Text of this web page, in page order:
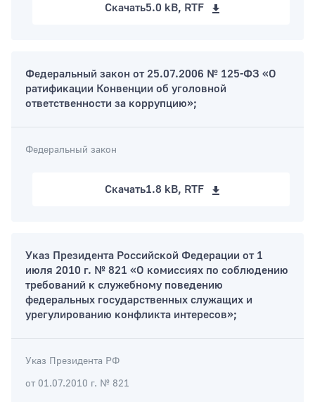
Скачать5.0 kB, RTF
Федеральный закон от 25.07.2006 № 125-ФЗ «О
ратификации Конвенции об уголовной
ответственности за коррупцию»;
Федеральный закон
Скачать1.8 kB, RTF
Указ Президента Российской Федерации от 1
июля 2010 г. № 821 «О комиссиях по соблюдению
требований к служебному поведению
федеральных государственных служащих и
урегулированию конфликта интересов»;
Указ Президента РФ
от 01.07.2010 г. № 821